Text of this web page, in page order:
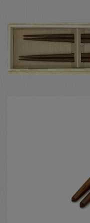
銀座夏野・箸長について
こども和食器 小夏につい
ご利用ガイド